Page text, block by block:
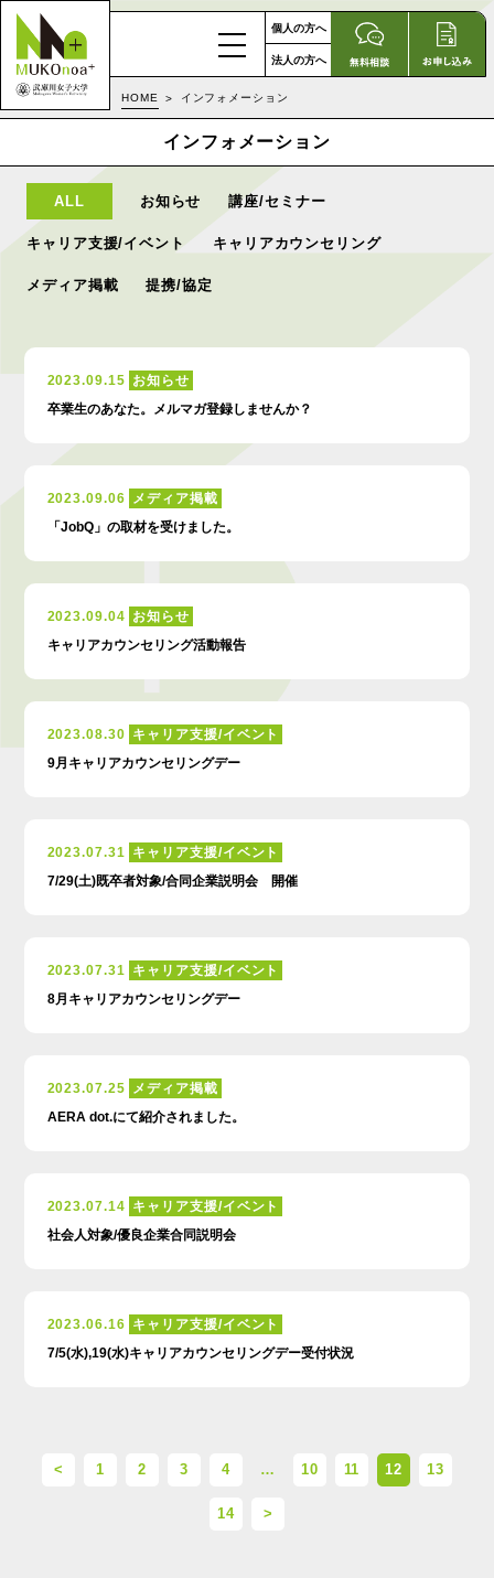
個人の方へ
法人の方へ
HOME インフォメーション
インフォメーション
ALL お知らせ 講座/セミナー
キャリア支援/イベント キャリアカウンセリング
メディア掲載 提携/協定
2023.09.15 お知らせ
卒業生のあなた。メルマガ登録しませんか？
2023.09.06 メディア掲載
「JobQ」の取材を受けました。
2023.09.04 お知らせ
キャリアカウンセリング活動報告
2023.08.30 キャリア支援/イベント
9月キャリアカウンセリングデー
2023.07.31 キャリア支援/イベント
7/29(土)既卒者対象/合同企業説明会 開催
2023.07.31 キャリア支援/イベント
8月キャリアカウンセリングデー
2023.07.25 メディア掲載
AERA dot.にて紹介されました。
2023.07.14 キャリア支援/イベント
社会人対象/優良企業合同説明会
2023.06.16 キャリア支援/イベント
7/5(水),19(水)キャリアカウンセリングデー受付状況
< 1 2 3 4 … 10 11 12 13
14 >